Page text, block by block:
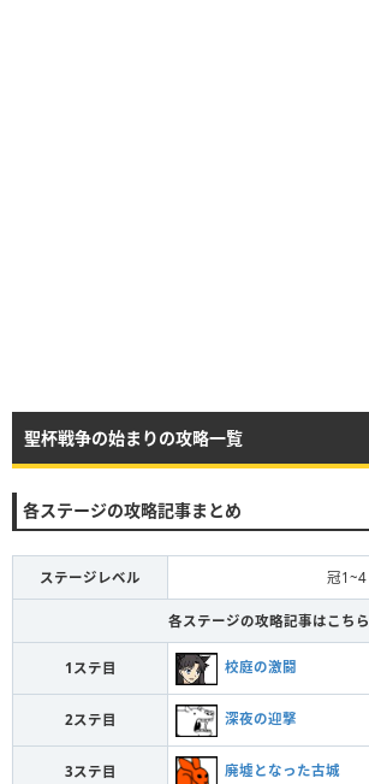
聖杯戦争の始まりの攻略一覧
各ステージの攻略記事まとめ
ステージレベル 冠1~4
各ステージの攻略記事はこちら
1ステ目 校庭の激闘
2ステ目 深夜の迎撃
3ステ目 廃墟となった古城